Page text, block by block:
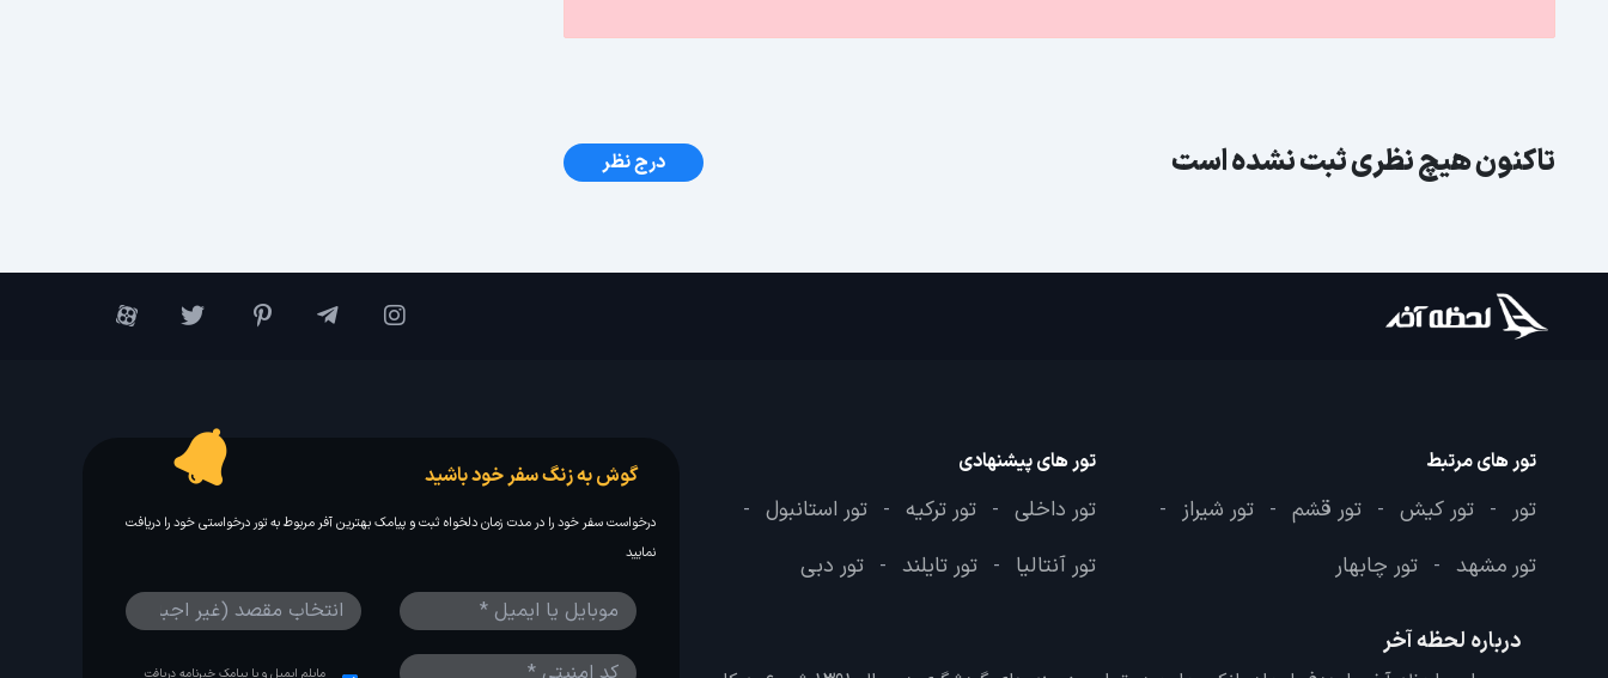
تاکنون هیچ نظری ثبت نشده است درج نظر
تور های مرتبط
تور - تور کیش - تور قشم - تور شیراز -
تور مشهد - تور چابهار
تور های پیشنهادی
تور داخلی - تور ترکیه - تور استانبول -
تور آنتالیا - تور تایلند - تور دبی
درباره لحظه آخر
گوش به زنگ سفر خود باشید
درخواست سفر خود را در مدت زمان دلخواه ثبت و پیامک بهترین آفر مربوط به تور درخواستی خود را دریافت
نمایید
مایلم ایمیل و یا پیامک خبرنامه دریافت